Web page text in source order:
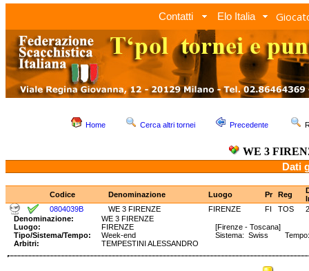
Contatti Elo Italia
Home Cerca altri tornei Precedente
WE 3
Dati
Codice Denominazione Luogo Pr Reg
0804039B
WE 3 FIRENZE FIRENZE FI TOS
Denominazione:
WE 3 FIRENZE
Luogo:
FIRENZE
[Firenze - Toscana]
Tipo/Sistema/Tempo:
Week-end
Sistema: Swiss Tempo:
Arbitri:
TEMPESTINI ALESSANDRO